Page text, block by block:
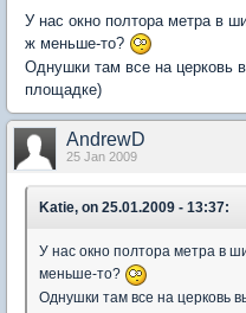
У нас окно полтора метра в
ж меньше-то?
Однушки там все на церковь
площадке)
AndrewD
25 Jan 2009
Katie, on 25.01.2009 - 13:37:
У нас окно полтора метра в
меньше-то?
Однушки там все на церковь